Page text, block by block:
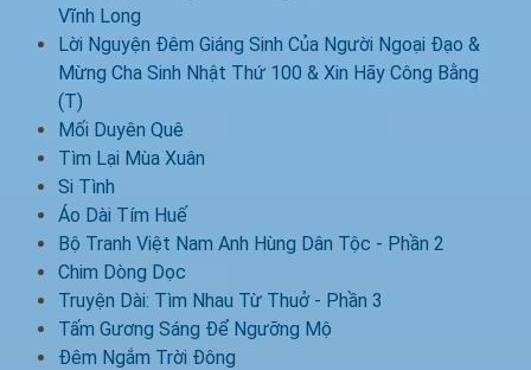
Vĩnh Long
Lời Nguyện Đêm Giáng Sinh Của Người Ngoại Đạo &
Mừng Cha Sinh Nhật Thứ 100 & Xin Hãy Công Bằng
(T)
Mối Duyên Quê
Tìm Lại Mùa Xuân
Si Tình
Áo Dài Tím Huế
Bộ Tranh Việt Nam Anh Hùng Dân Tộc - Phần 2
Chim Dòng Dọc
Truyện Dài: Tìm Nhau Từ Thuở - Phần 3
Tấm Gương Sáng Để Ngưỡng Mộ
Đêm Ngắm Trời Đông